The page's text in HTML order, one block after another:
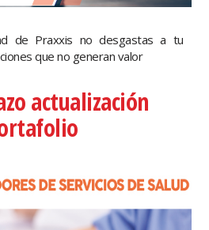
de Praxxis no desgastas a tu
que no generan valor
actualización